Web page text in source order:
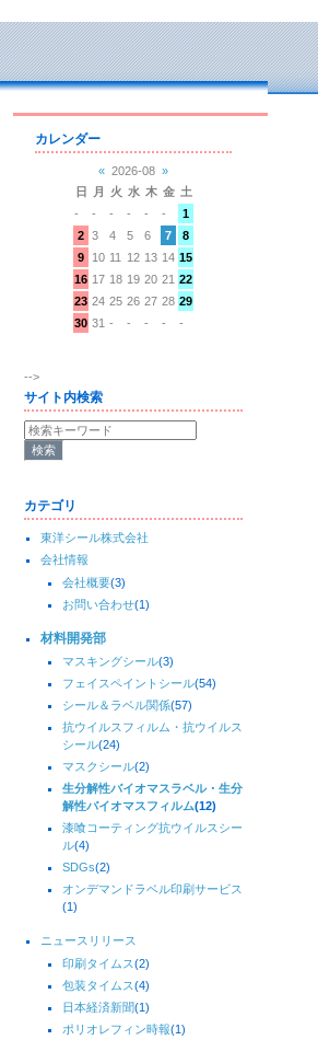
カレンダー
« 2026-08 »
日
月 火 水 木 金 土
-
- - - - -
1
2 3 4 5 6 7
8
9
10 11 12 13 14 15
16 17 18 19 20 21 22
23 24 25 26 27 28 29
30 31 - - - - -
-->
サイト内検索
カテゴリ
東洋シール株式会社
会社情報
会社概要(3)
お問い合わせ(1)
材料開発部
マスキングシール(3)
フェイスペイントシール(54)
シール＆ラベル関係(57)
抗ウイルスフィルム・抗ウイルス
シール(24)
マスクシール(2)
生分解性バイオマスラベル・生分
解性バイオマスフィルム(12)
漆喰コーティング抗ウイルスシー
ル(4)
SDGs(2)
オンデマンドラベル印刷サービス
(1)
ニュースリリース
印刷タイムス(2)
包装タイムス(4)
日本経済新聞(1)
ポリオレフィン時報(1)